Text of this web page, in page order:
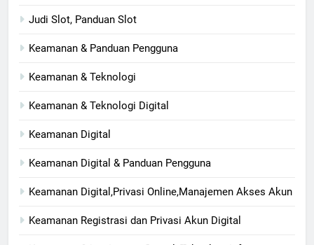
Judi Slot, Panduan Slot
Keamanan & Panduan Pengguna
Keamanan & Teknologi
Keamanan & Teknologi Digital
Keamanan Digital
Keamanan Digital & Panduan Pengguna
Keamanan Digital,Privasi Online,Manajemen Akses Akun
Keamanan Registrasi dan Privasi Akun Digital